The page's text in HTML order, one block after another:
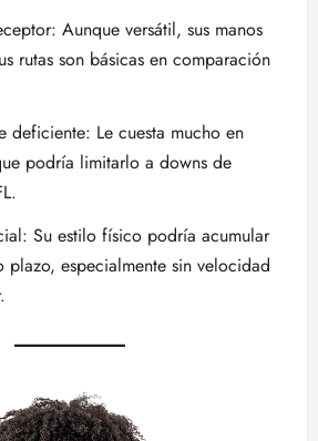
Aunque versátil, sus manos
rutas son básicas en comparación
deficiente: Le cuesta mucho en
podría limitarlo a downs de
Su estilo físico podría acumular
plazo, especialmente sin velocidad